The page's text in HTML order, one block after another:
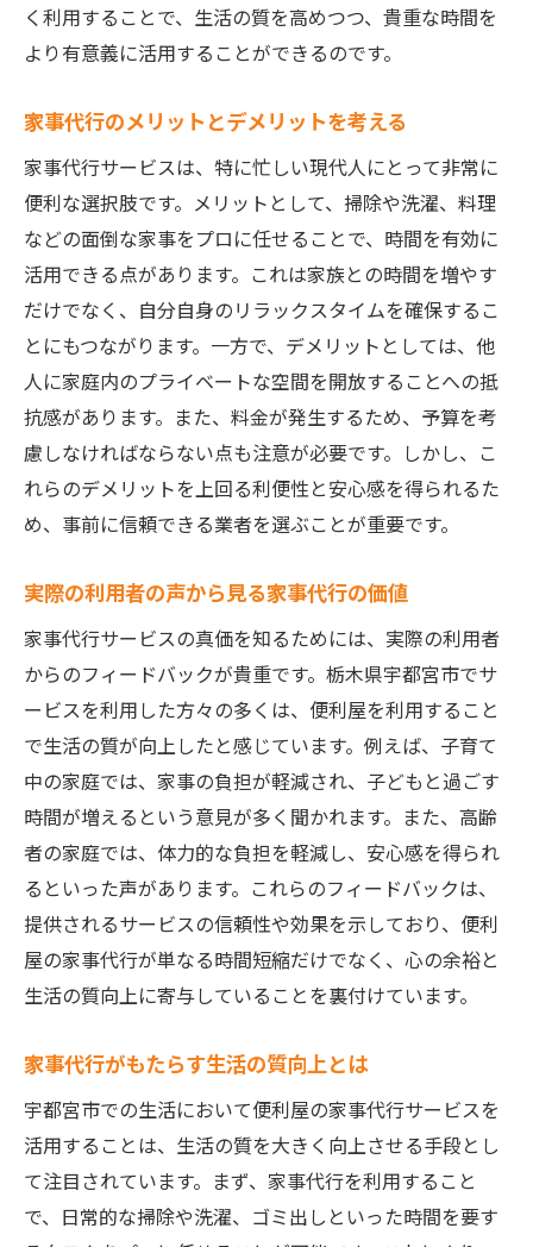
便利屋が推奨するDIYで快適空間を作る
日常の困りごとを解決する便利屋の技術
実例から学ぶ便利屋の快適生活提案
便利屋が提供するサービスで日常生活がどう変
わるか
便利屋サービス利用前後の生活比較
日常を支える便利屋の多彩なサービス
時間とストレスを軽減する便利屋の役割
便利屋が日常生活に与える影響とは
利用者の声から見る便利屋のメリット
宇都宮市で支持される便利屋サービスの特
徴
家事代行から始まる便利屋の活用法と宇都宮市
初めての家事代行サービス利用ガイド
宇都宮市での便利屋家事代行の実例紹介
家事代行で得られる時間と心の余裕
便利屋の家事代行で生活を豊かにする方法
便利屋が推奨する家事代行の革新技術
宇都宮市での家事代行サービス活用例
便利屋の引越しサポートが宇都宮市民に選ばれ
る理由
宇都宮市で選ばれる便利屋引越しサービス
の魅力
引越しのストレスを軽減する便利屋の工夫
住環境に応じた引越しサービスの特徴
便利屋の引越しサポートで安心の理由
口コミで選ぶ宇都宮市の人気引越し便利屋
宇都宮市で便利屋を利用する際のメリットとデ
く利用することで、生活の質を高めつつ、貴重な時間を
より有意義に活用することができるのです。
家事代行のメリットとデメリットを考える
家事代行サービスは、特に忙しい現代人にとって非常に
便利な選択肢です。メリットとして、掃除や洗濯、料理
などの面倒な家事をプロに任せることで、時間を有効に
活用できる点があります。これは家族との時間を増やす
だけでなく、自分自身のリラックスタイムを確保するこ
とにもつながります。一方で、デメリットとしては、他
人に家庭内のプライベートな空間を開放することへの抵
抗感があります。また、料金が発生するため、予算を考
慮しなければならない点も注意が必要です。しかし、こ
れらのデメリットを上回る利便性と安心感を得られるた
め、事前に信頼できる業者を選ぶことが重要です。
実際の利用者の声から見る家事代行の価値
家事代行サービスの真価を知るためには、実際の利用者
からのフィードバックが貴重です。栃木県宇都宮市でサ
ービスを利用した方々の多くは、便利屋を利用すること
で生活の質が向上したと感じています。例えば、子育て
中の家庭では、家事の負担が軽減され、子どもと過ごす
時間が増えるという意見が多く聞かれます。また、高齢
者の家庭では、体力的な負担を軽減し、安心感を得られ
るといった声があります。これらのフィードバックは、
提供されるサービスの信頼性や効果を示しており、便利
屋の家事代行が単なる時間短縮だけでなく、心の余裕と
生活の質向上に寄与していることを裏付けています。
家事代行がもたらす生活の質向上とは
宇都宮市での生活において便利屋の家事代行サービスを
活用することは、生活の質を大きく向上させる手段とし
て注目されています。まず、家事代行を利用すること
で、日常的な掃除や洗濯、ゴミ出しといった時間を要す